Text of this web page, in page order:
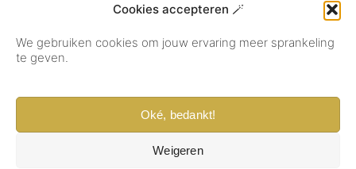
Cookies accepteren 🪄
We gebruiken cookies om jouw ervaring meer sprankeling
te geven.
Oké, bedankt!
Weigeren
KLANTENSERVICE
© 2026 Sieradenmeisje